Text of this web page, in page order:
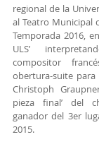
regional de la
al Teatro Municipal
Temporada 2016,
ULS’
compositor
obertura-suite
Christoph
pieza final’ del
ganador del 3er
2015.